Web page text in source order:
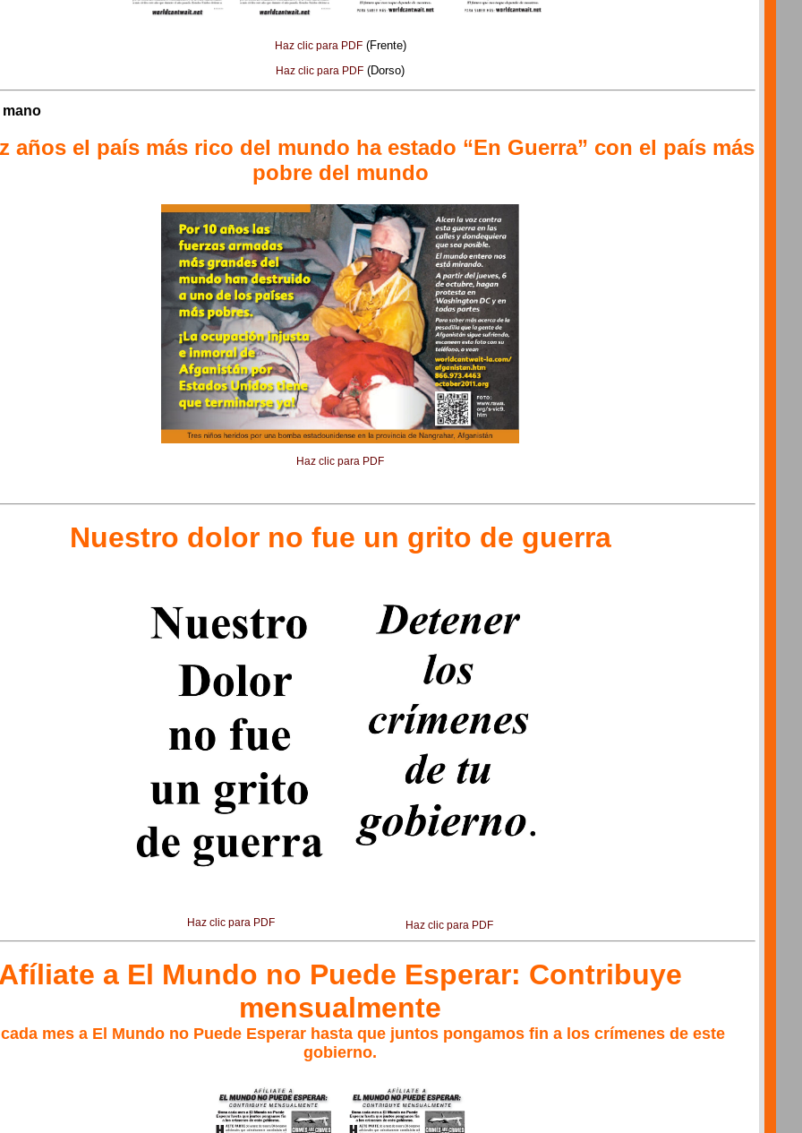
Haz clic para PDF(Frente)
Haz clic para PDF (Dorso)
mano
años el país más rico del mundo ha estado “En Guerra” con el país más
pobre del mundo
Haz clic para PDF
Nuestro dolor no fue un grito de guerra
Haz clic para PDF Haz clic para PDF
a El Mundo no Puede Esperar: Contribuye
mensualmente
mes a El Mundo no Puede Esperar hasta que juntos pongamos fin a los crímenes de este
gobierno.